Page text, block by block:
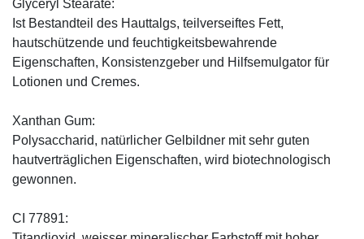
Glyceryl Stearate:
Ist Bestandteil des Hauttalgs, teilverseiftes Fett,
hautschützende und feuchtigkeitsbewahrende
Eigenschaften, Konsistenzgeber und Hilfsemulgator für
Lotionen und Cremes.
Xanthan Gum:
Polysaccharid, natürlicher Gelbildner mit sehr guten
hautverträglichen Eigenschaften, wird biotechnologisch
gewonnen.
CI 77891: